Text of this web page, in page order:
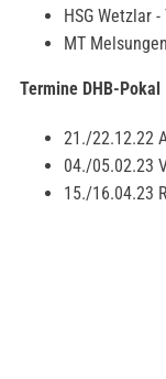
HSG Wetzlar
MT
Termine DHB-Pokal
21./22.12.22
04./05.02.23
15./16.04.23